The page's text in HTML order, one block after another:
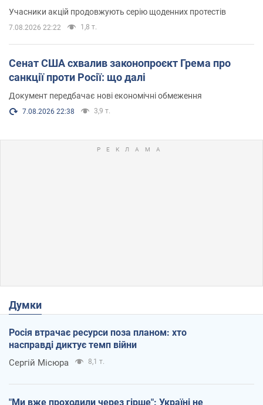
Учасники акцій продовжують серію щоденних протестів
7.08.2026 22:22 1,8 т.
Сенат США схвалив законопроєкт Грема про
санкції проти Росії: що далі
Документ передбачає нові економічні обмеження
7.08.2026 22:38 3,9 т.
Думки
Росія втрачає ресурси поза планом: хто
насправді диктує темп війни
Сергій Місюра 8,1 т.
"Ми вже проходили через гірше": Україні не